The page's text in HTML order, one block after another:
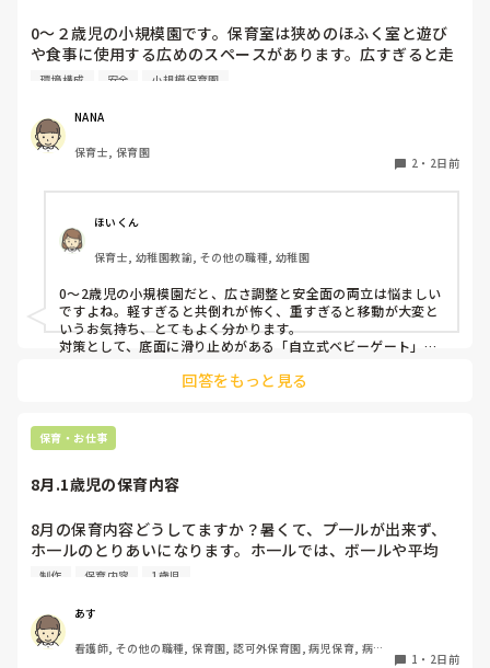
0〜２歳児の小規模園です。保育室は狭めのほふく室と遊び
や食事に使用する広めのスペースがあります。広すぎると走
り回ったりして落ち着かないので、活動によってパーテーシ
うな素材で軽いので、ちょっと体が当たると倒れたり、つか
まり立ちが不安定な子にとっては共倒れになったりで危険で
す。かと言って固定してしまうと活動によって柔軟に移動す
しっかりした重いものを置いていましたが、移動が大変で使
い勝手が悪く、子どもがぶつかって倒れた時に怖い思いをし
ました。
皆さんの園ではどんなもので工夫されていますか？
環境構成 安全 小規模保育園
NANA
保育士, 保育園
2 ・ 2日前
ほいくん
保育士, 幼稚園教諭, その他の職種, 幼稚園
0〜2歳児の小規模園だと、広さ調整と安全面の両立は悩ましい
ですよね。軽すぎると共倒れが怖く、重すぎると移動が大変と
いうお気持ち、とてもよく分かります。
対策として、底面に滑り止めがある「自立式ベビーゲート」な
た、ストッパー付きキャスターをつけたロー棚を仕切りにすれ
り、脚元に水入りペットボトルなどの重りを付けて補強してみ
てくださいね。安全で使いやすい方法が見つかるよう応援して
回答をもっと見る
保育・お仕事
8月.1歳児の保育内容
8月の保育内容どうしてますか？暑くて、プ一ルが出来ず、
ホ一ルのとりあいになります。ホ一ルでは、ボ一ルや平均
台、風船で遊んでいます。製作で、うちわや望遠鏡や風鈴🎐
クラスです、玩具で遊ばせながら、何人かずつよんで、やっ
ています。何か、いいアイデアや、工夫など、何でもいいの
で、教えて下さい。
制作 保育内容 1歳児
あす
看護師, その他の職種, 保育園, 認可外保育園, 病児保育, 病院
1 ・ 2日前